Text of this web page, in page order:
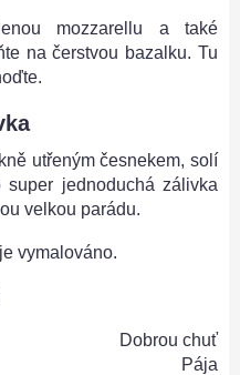
mozzarellu a také
na čerstvou bazalku. Tu
utřeným česnekem, solí
jednoduchá zálivka
velkou parádu.
vymalováno.
Dobrou chuť
Pája